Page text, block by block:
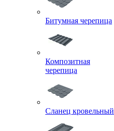
Битумная черепица
Композитная
черепица
Сланец кровельный